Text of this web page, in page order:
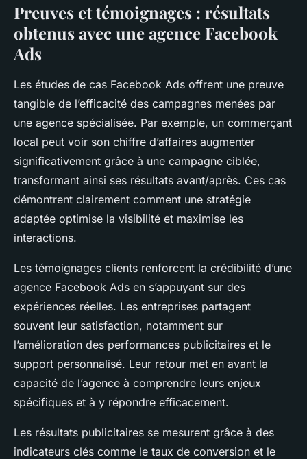
Preuves et témoignages : résultats
obtenus avec une agence Facebook
Ads
Les études de cas Facebook Ads offrent une preuve
tangible de l’efficacité des campagnes menées par
une agence spécialisée. Par exemple, un commerçant
local peut voir son chiffre d’affaires augmenter
significativement grâce à une campagne ciblée,
transformant ainsi ses résultats avant/après. Ces cas
démontrent clairement comment une stratégie
adaptée optimise la visibilité et maximise les
interactions.
Les témoignages clients renforcent la crédibilité d’une
agence Facebook Ads en s’appuyant sur des
expériences réelles. Les entreprises partagent
souvent leur satisfaction, notamment sur
l’amélioration des performances publicitaires et le
support personnalisé. Leur retour met en avant la
capacité de l’agence à comprendre leurs enjeux
spécifiques et à y répondre efficacement.
Les résultats publicitaires se mesurent grâce à des
indicateurs clés comme le taux de conversion et le